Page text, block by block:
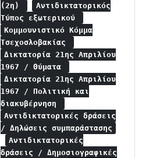
(2η)
Αντιδικτατορικός
Τύπος εξωτερικού
Κομμουνιστικό Κόμμα
Τσεχοσλοβακίας
Δικτατορία 21ης Απριλίου
1967 / Θύματα
Δικτατορία 21ης Απριλίου
1967 / Πολιτική και
διακυβέρνηση
Αντιδικτατορικές δράσεις
/ Δηλώσεις συμπαράστασης
Αντιδικτατορικές
δράσεις / Δημοσιογραφικές